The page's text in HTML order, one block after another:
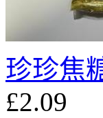
珍珍焦
£2.09